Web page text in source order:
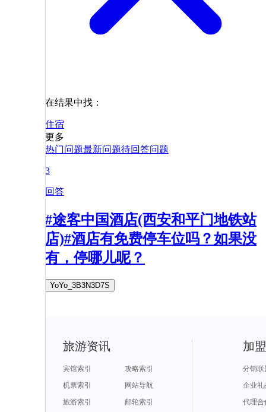
在结果中找：
住宿
更多
热门问题最新问题待回答问题
3
回答
#途客中国酒店(西安和平门地铁站
店)#酒店有免费停车位吗？如果没
有，停哪儿呢？
YoYo_3B3N3D7S
旅游资讯
宾馆索引
攻略索引
机票索引
网站导航
旅游索引
邮轮索引
加
分销联
企业礼
代理合